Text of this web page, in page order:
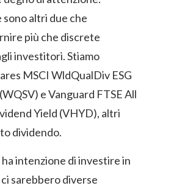
sono altri due che
più che discrete
investitori. Stiamo
MSCI WldQualDiv ESG
e Vanguard FTSE All
Yield (VHYD), altri
dividendo.
intenzione di investire in
sarebbero diverse